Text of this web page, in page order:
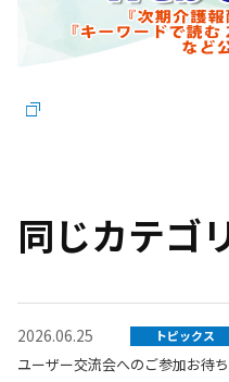
同じカテゴ
2026.06.25 トピックス
ユーザー交流会へのご参加お待